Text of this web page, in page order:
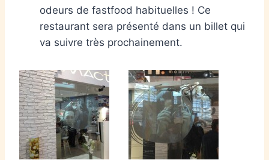
odeurs de fastfood habituelles ! Ce
restaurant sera présenté dans un billet qui
va suivre très prochainement.